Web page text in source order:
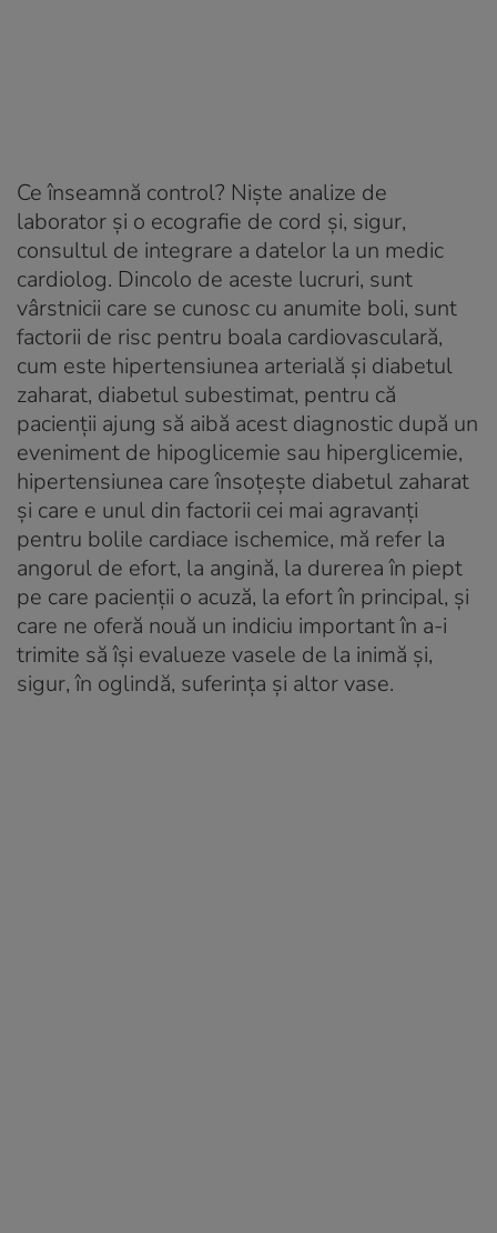
Ce înseamnă control? Niște analize de
laborator și o ecografie de cord și, sigur,
consultul de integrare a datelor la un medic
cardiolog. Dincolo de aceste lucruri, sunt
vârstnicii care se cunosc cu anumite boli, sunt
factorii de risc pentru boala cardiovasculară,
cum este hipertensiunea arterială și diabetul
zaharat, diabetul subestimat, pentru că
pacienții ajung să aibă acest diagnostic după un
eveniment de hipoglicemie sau hiperglicemie,
hipertensiunea care însoțește diabetul zaharat
și care e unul din factorii cei mai agravanți
pentru bolile cardiace ischemice, mă refer la
angorul de efort, la angină, la durerea în piept
pe care pacienții o acuză, la efort în principal, și
care ne oferă nouă un indiciu important în a-i
trimite să își evalueze vasele de la inimă și,
sigur, în oglindă, suferința și altor vase.